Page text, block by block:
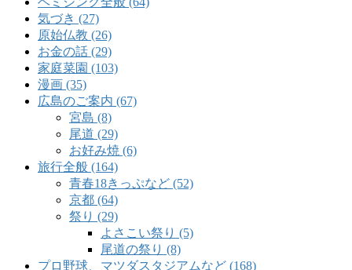
気づき (27)
原始仏教 (26)
お金の話 (29)
家庭菜園 (103)
漫画 (35)
広島のご案内 (67)
宮島 (8)
尾道 (29)
お好み焼 (6)
旅行全般 (164)
青春18きっぷなど (52)
京都 (64)
祭り (29)
よさこい祭り (5)
尾道の祭り (8)
プロ野球、マツダスタジアムなど (168)